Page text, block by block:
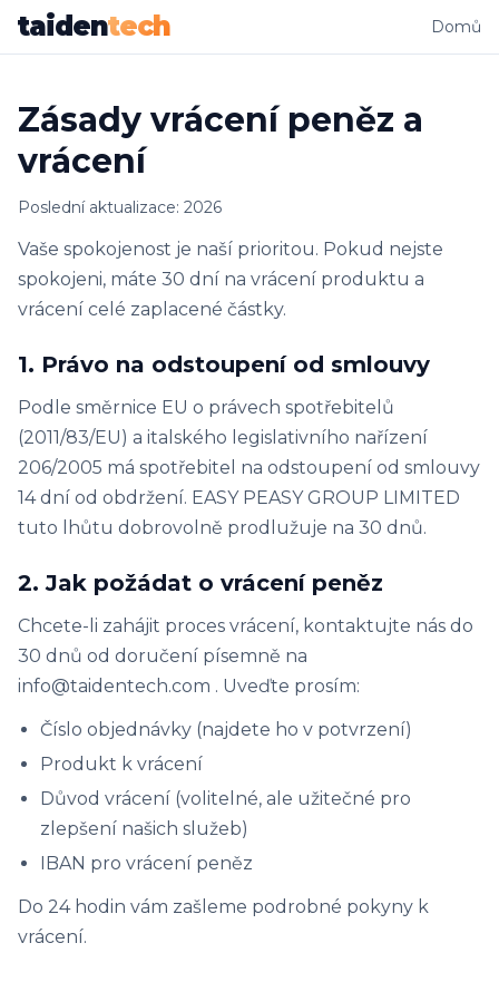
taidentech Domů
Zásady vrácení peněz a
vrácení
Poslední aktualizace: 2026
Vaše spokojenost je naší prioritou. Pokud nejste
spokojeni, máte 30 dní na vrácení produktu a
vrácení celé zaplacené částky.
1. Právo na odstoupení od smlouvy
Podle směrnice EU o právech spotřebitelů
(2011/83/EU) a italského legislativního nařízení
206/2005 má spotřebitel na odstoupení od smlouvy
14 dní od obdržení. EASY PEASY GROUP LIMITED
tuto lhůtu dobrovolně prodlužuje na 30 dnů.
2. Jak požádat o vrácení peněz
Chcete-li zahájit proces vrácení, kontaktujte nás do
30 dnů od doručení písemně na
info@taidentech.com . Uveďte prosím:
Číslo objednávky (najdete ho v potvrzení)
Produkt k vrácení
Důvod vrácení (volitelné, ale užitečné pro
zlepšení našich služeb)
IBAN pro vrácení peněz
Do 24 hodin vám zašleme podrobné pokyny k
vrácení.